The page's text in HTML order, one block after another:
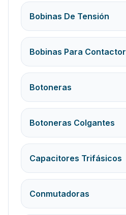
Bobinas De Tensión
Bobinas Para Contactor
Botoneras
Botoneras Colgantes
Capacitores Trifásicos
Conmutadoras